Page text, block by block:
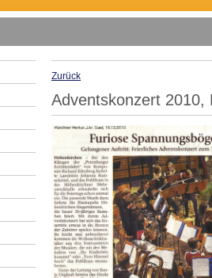
Zurück
Adventskonzert 2010,